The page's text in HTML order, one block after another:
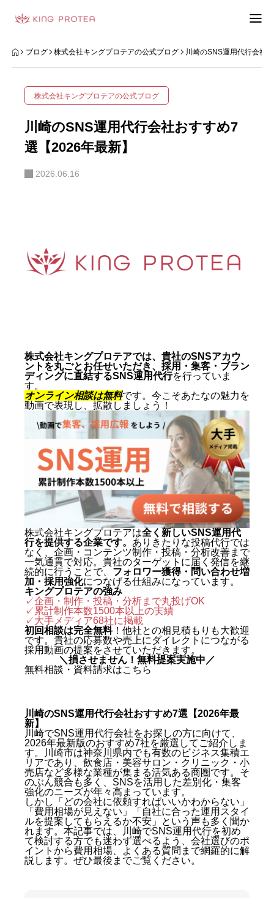
会社概要
利用規約
お問い合わせフォーム
ブログ
ブログ 株式会社キングプロテアの公式ブログ 川崎のSNS運用代行会社
株式会社キングプロテアの公式ブログ
川崎のSNS運用代行会社おすすめ7
選【2026年最新】
2026.06.16
株式会社キングプロテアでは、貴社のSNSアカウ
ントを丸ごとお任せいただき、採用・集客・ブラン
ディングに直結するSNS運用代行を行っていま
す。
オンライン相談は無料です。今こそあたなの魅力を
動画で表現し、拡散しましょう！
株式会社キングプロテアは全く新しいSNS運用代
行を提供する企業です。 ありきたりな投稿代行では
なく、企画・コンテンツ制作・投稿・分析改善まで
一気通貫で対応。貴社のターゲットに届く発信を継
続的に行うことで、 フォロワー獲得・問い合わせ増
加・採用強化につなげる仕組みになっています。
キングプロテアの強み
✓企画・制作・投稿・分析まで丸投げOK
✓累計制作本数1500本以上の実績
✓大手メディア68社に掲載
初回相談は完全無料！他社との相見積もりも大歓迎
です。貴社の応募数や売上にダイレクトにつながる
採用動画の提案をさせていただきます。
＼損させません！無料提案実施中／
無料相談・資料請求はこちら
川崎のSNS運用代行会社おすすめ7選【2026年最
新】
川崎でSNS運用代行会社をお探しの方に向けて、
2026年最新版のおすすめ7社を厳選してご紹介しま
す。川崎市は神奈川県内でも有数のビジネス集積エ
リアであり、飲食店・美容サロン・クリニック・小
売店など多様な業種が集まる活気ある商圏です。そ
のぶん競合も多く、SNSを活用した差別化・集客
強化のニーズが年々高まっています。
しかし「どの会社に依頼すればいいかわからない」
「費用相場が見えない」「自社に合った運用スタイ
ルを提案してもらえるか不安」という声も多く聞か
れます。本記事では、川崎でSNS運用代行を初め
て検討する方でも迷わず選べるよう、会社選びのポ
イントから費用相場、よくある質問まで網羅的に解
説します。ぜひ最後までご覧ください。